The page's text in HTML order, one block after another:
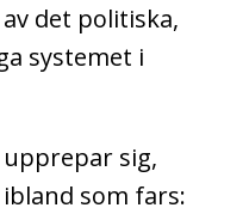
det politiska,
systemet i
sig,
som fars: